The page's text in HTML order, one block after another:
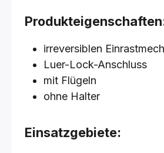
irreversiblen
Luer-Lock-Anschluss
mit Flügeln
ohne Halter
Einsatzgebiete: